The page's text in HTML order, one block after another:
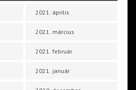
2021. április
2021. március
2021. február
2021. január